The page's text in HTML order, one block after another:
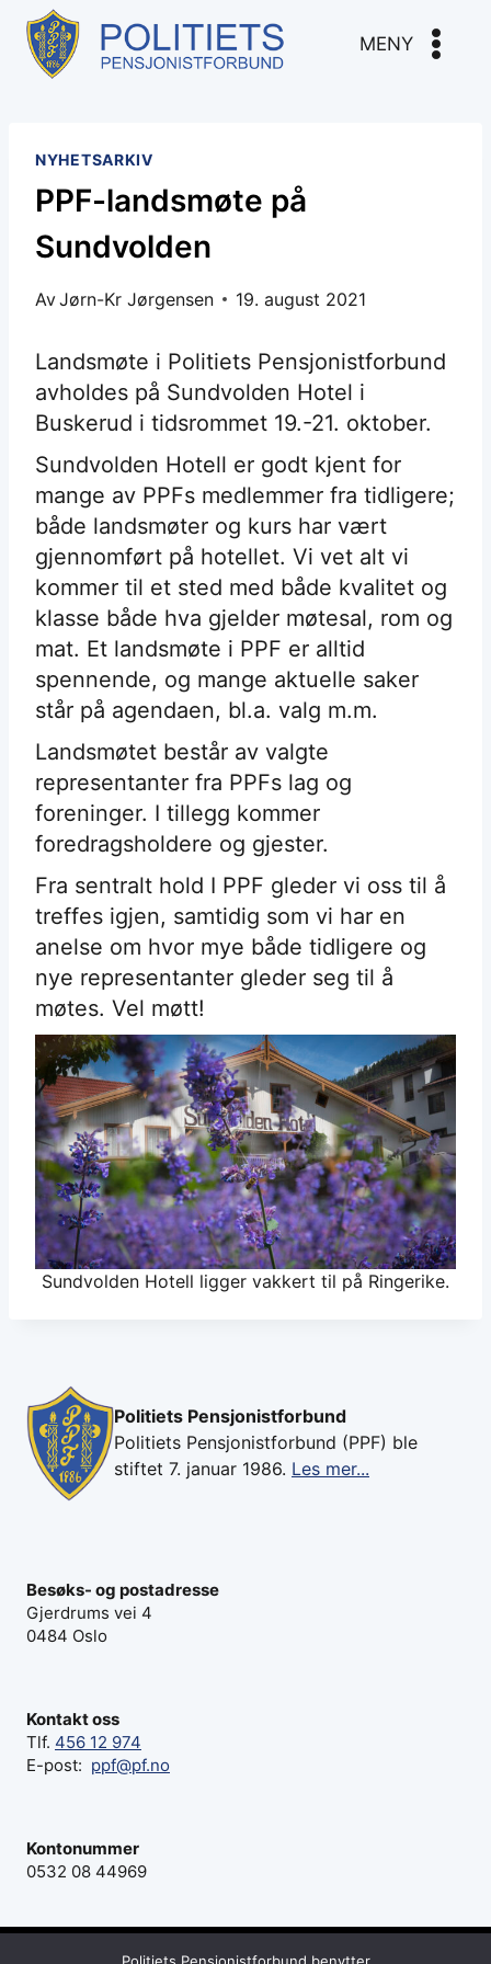
Skip
content
MENY
NYHETSARKIV
PPF-landsmøte på
Sundvolden
AvJørn-Kr Jørgensen 19. august 2021
Landsmøte i Politiets Pensjonistforbund
avholdes på Sundvolden Hotel i
Buskerud i tidsrommet 19.-21. oktober.
Sundvolden Hotell er godt kjent for
mange av PPFs medlemmer fra tidligere;
både landsmøter og kurs har vært
gjennomført på hotellet. Vi vet alt vi
kommer til et sted med både kvalitet og
klasse både hva gjelder møtesal, rom og
mat. Et landsmøte i PPF er alltid
spennende, og mange aktuelle saker
står på agendaen, bl.a. valg m.m.
Landsmøtet består av valgte
representanter fra PPFs lag og
foreninger. I tillegg kommer
foredragsholdere og gjester.
Fra sentralt hold I PPF gleder vi oss til å
treffes igjen, samtidig som vi har en
anelse om hvor mye både tidligere og
nye representanter gleder seg til å
møtes. Vel møtt!
Sundvolden Hotell ligger vakkert til på Ringerike.
Politiets Pensjonistforbund
Politiets Pensjonistforbund (PPF) ble
stiftet 7. januar 1986. Les mer...
Besøks- og postadresse
Gjerdrums vei 4
0484 Oslo
Kontakt oss
Tlf. 456 12 974
E-post: ppf@pf.no
Kontonummer
0532 08 44969